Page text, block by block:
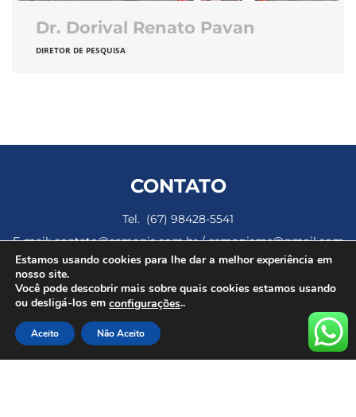
Dr. Dorival Renato Pavan
DIRETOR DE PESQUISA
CONTATO
Tel. (67) 98428-5541
E-mail: contato@esmagis.com.br / esmagisms@gmail.com
Av. Ana Rosa Castilho Ocampo, 1465, Jardim Montevidéu –
Campo Grande MS
Períodos de aulas: 13h – 16h30 e 18h – 22h
Estamos usando cookies para lhe dar a melhor experiência em
nosso site.
Você pode descobrir mais sobre quais cookies estamos usando
ou desligá-los em configurações..
Aceito Não Aceito